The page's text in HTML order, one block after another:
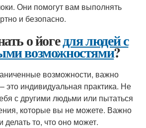
Они помогут вам выполнять
и безопасно.
о йогедля людей с
возможностями?
возможности, важно
это индивидуальная практика. Не
с другими людьми или пытаться
которые вы не можете. Важно
делать то, что оно может.